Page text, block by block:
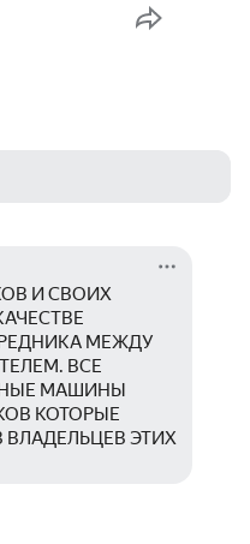
И СВОИХ
МЕЖДУ
ВСЕ
МАШИНЫ
КОТОРЫЕ
ВЛАДЕЛЬЦЕВ ЭТИХ